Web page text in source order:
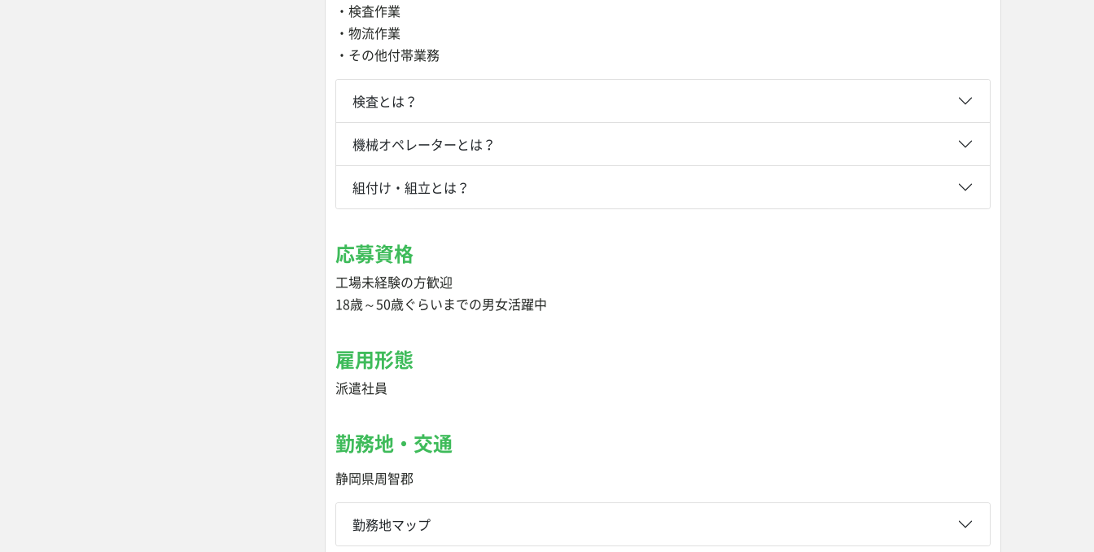
・検査作業
・物流作業
・その他付帯業務
検査とは？
機械オペレーターとは？
組付け・組立とは？
応募資格
工場未経験の方歓迎
18歳～50歳ぐらいまでの男女活躍中
雇用形態
派遣社員
勤務地・交通
静岡県周智郡
勤務地マップ